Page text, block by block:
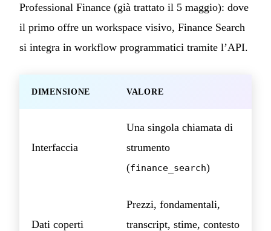
Professional Finance (già trattato il 5 maggio): dove
il primo offre un workspace visivo, Finance Search
si integra in workflow programmatici tramite l’API.
DIMENSIONE VALORE
Interfaccia
Una singola chiamata di
strumento
(finance_search)
Dati coperti
Prezzi, fondamentali,
transcript, stime, contesto